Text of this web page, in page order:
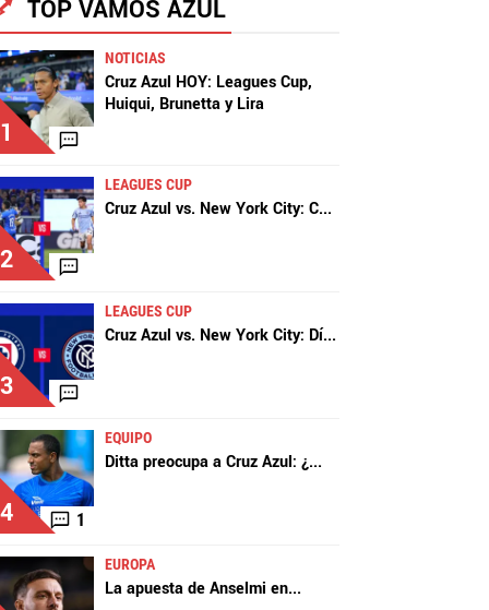
TOP VAMOS AZUL
1
NOTICIAS
Cruz Azul HOY: Leagues Cup,
Huiqui, Brunetta y Lira
2
LEAGUES CUP
Cruz Azul vs. New York City: C...
3
LEAGUES CUP
Cruz Azul vs. New York City: Dí...
4 1
EQUIPO
Ditta preocupa a Cruz Azul: ¿...
EUROPA
La apuesta de Anselmi en...